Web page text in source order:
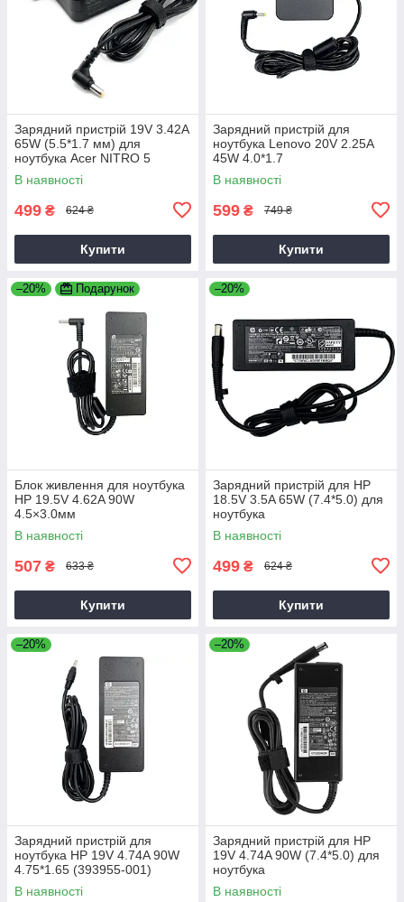
Зарядний пристрій 19V 3.42A
65W (5.5*1.7 мм) для
ноутбука Acer NITRO 5
AN515-31 65
В наявності
499 ₴ 624 ₴
Купити
Зарядний пристрій для
ноутбука Lenovo 20V 2.25A
45W 4.0*1.7
В наявності
599 ₴ 749 ₴
Купити
–20% Подарунок
Блок живлення для ноутбука
HP 19.5V 4.62A 90W
4.5×3.0мм
В наявності
507 ₴ 633 ₴
Купити
–20%
Зарядний пристрій для HP
18.5V 3.5A 65W (7.4*5.0) для
ноутбука
В наявності
499 ₴ 624 ₴
Купити
–20%
Зарядний пристрій для
ноутбука HP 19V 4.74A 90W
4.75*1.65 (393955-001)
В наявності
–20%
Зарядний пристрій для HP
19V 4.74A 90W (7.4*5.0) для
ноутбука
В наявності